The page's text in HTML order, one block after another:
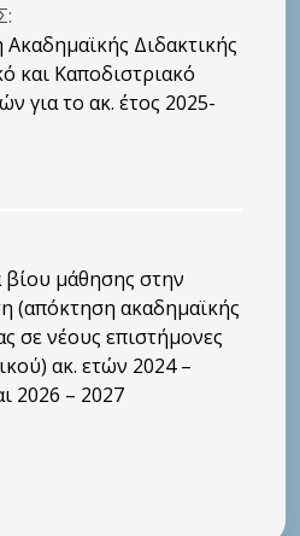
Διδακτικής
και Καποδιστριακό
για το ακ. έτος 2025-
βίου μάθησης στην
(απόκτηση ακαδημαϊκής
σε νέους επιστήμονες
ακ. ετών 2024 –
2026 – 2027